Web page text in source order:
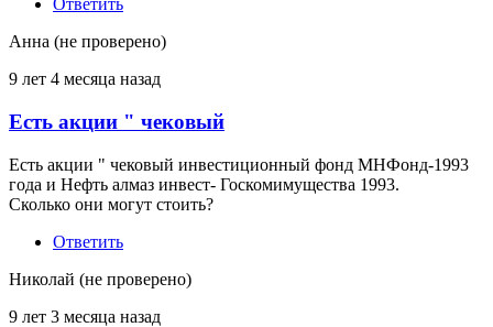
Ответить
Анна (не проверено)
9 лет 4 месяца назад
Есть акции " чековый
Есть акции " чековый инвестиционный фонд МНФонд-1993
года и Нефть алмаз инвест- Госкомимущества 1993.
Сколько они могут стоить?
Ответить
Николай (не проверено)
9 лет 3 месяца назад